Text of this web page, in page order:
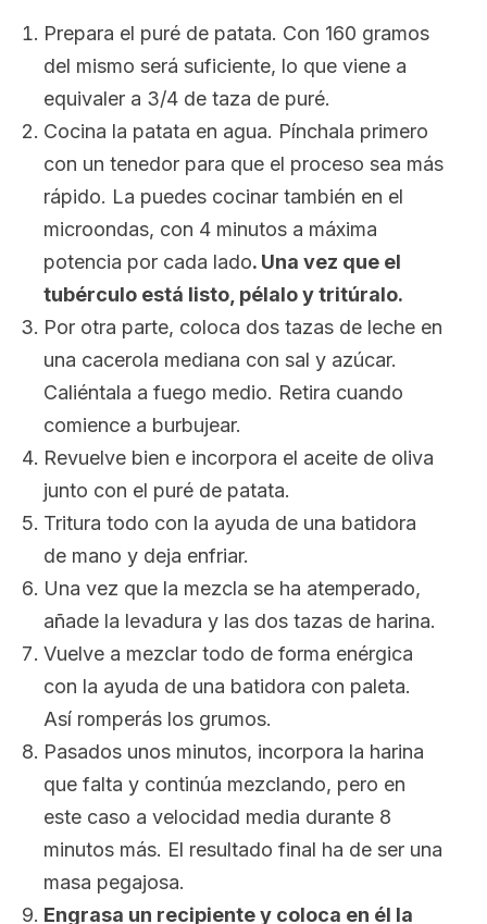
Prepara el puré de patata. Con 160 gramos
del mismo será suficiente, lo que viene a
equivaler a 3/4 de taza de puré.
Cocina la patata en agua. Pínchala primero
con un tenedor para que el proceso sea más
rápido. La puedes cocinar también en el
microondas, con 4 minutos a máxima
potencia por cada lado. Una vez que el
tubérculo está listo, pélalo y tritúralo.
Por otra parte, coloca dos tazas de leche en
una cacerola mediana con sal y azúcar.
Caliéntala a fuego medio. Retira cuando
comience a burbujear.
Revuelve bien e incorpora el aceite de oliva
junto con el puré de patata.
Tritura todo con la ayuda de una batidora
de mano y deja enfriar.
Una vez que la mezcla se ha atemperado,
añade la levadura y las dos tazas de harina.
Vuelve a mezclar todo de forma enérgica
con la ayuda de una batidora con paleta.
Así romperás los grumos.
Pasados unos minutos, incorpora la harina
que falta y continúa mezclando, pero en
este caso a velocidad media durante 8
minutos más. El resultado final ha de ser una
masa pegajosa.
Engrasa un recipiente y coloca en él la